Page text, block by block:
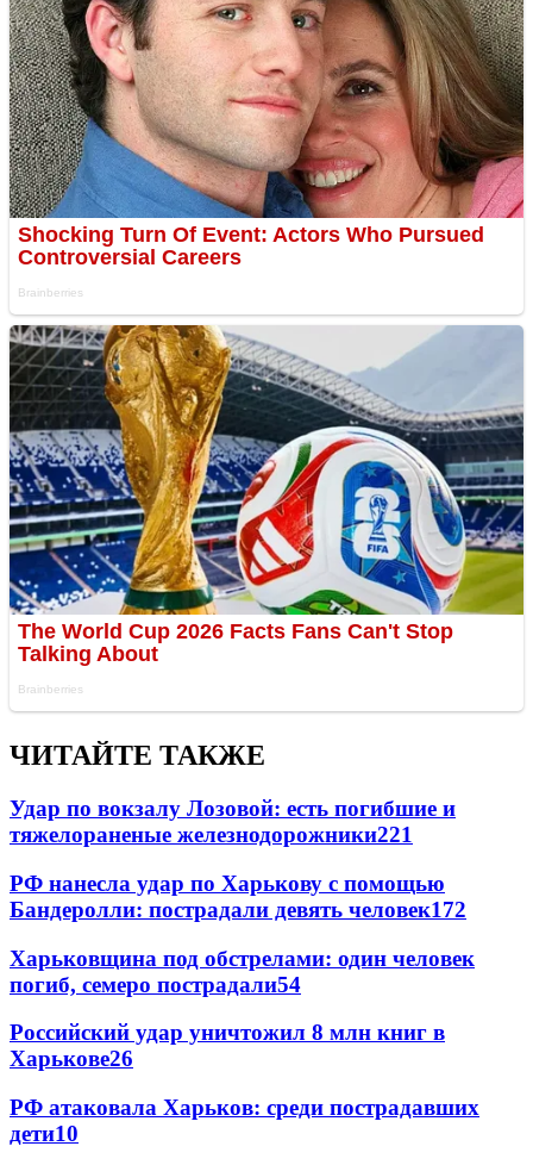
ЧИТАЙТЕ ТАКЖЕ
Удар по вокзалу Лозовой: есть погибшие и
тяжелораненые железнодорожники221
РФ нанесла удар по Харькову с помощью
Бандеролли: пострадали девять человек172
Харьковщина под обстрелами: один человек
погиб, семеро пострадали54
Российский удар уничтожил 8 млн книг в
Харькове26
РФ атаковала Харьков: среди пострадавших
дети10